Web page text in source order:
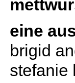
eine
brigid
stefanie